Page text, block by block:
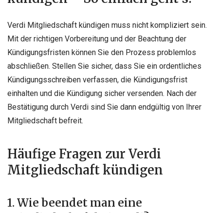
Verdi Mitgliedschaft kündigen muss nicht kompliziert sein.
Mit der richtigen Vorbereitung und der Beachtung der
Kündigungsfristen können Sie den Prozess problemlos
abschließen. Stellen Sie sicher, dass Sie ein ordentliches
Kündigungsschreiben verfassen, die Kündigungsfrist
einhalten und die Kündigung sicher versenden. Nach der
Bestätigung durch Verdi sind Sie dann endgültig von Ihrer
Mitgliedschaft befreit.
Häufige Fragen zur Verdi
Mitgliedschaft kündigen
1. Wie beendet man eine